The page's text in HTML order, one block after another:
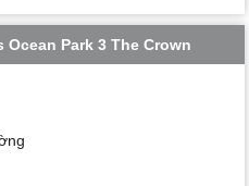
Park 3 The Crown